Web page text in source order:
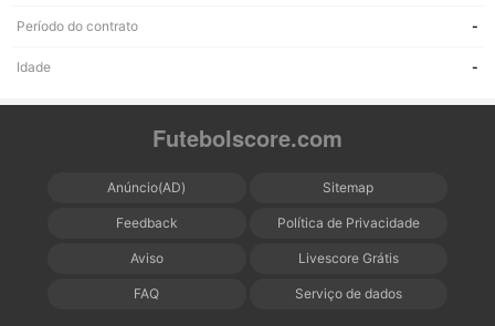
Período do contrato -
Idade -
Futebolscore.com
Anúncio(AD) Sitemap
Feedback Política de Privacidade
Aviso Livescore Grátis
FAQ Serviço de dados